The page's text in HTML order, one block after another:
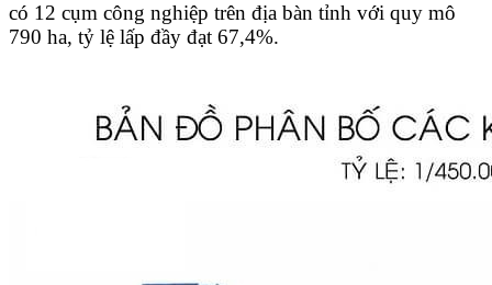
có 12 cụm công nghiệp trên địa bàn tỉnh với quy mô
790 ha, tỷ lệ lấp đầy đạt 67,4%.